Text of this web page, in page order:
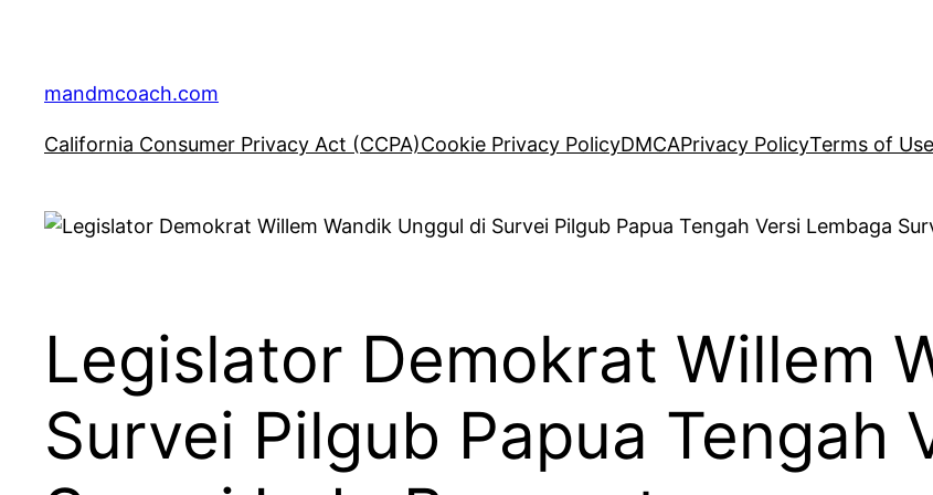
content
mandmcoach.com
California Consumer Privacy Act (CCPA)Cookie Privacy PolicyDMCAPrivacy PolicyTerms of Use
Legislator Demokrat Willem
Survei Pilgub Papua Tengah